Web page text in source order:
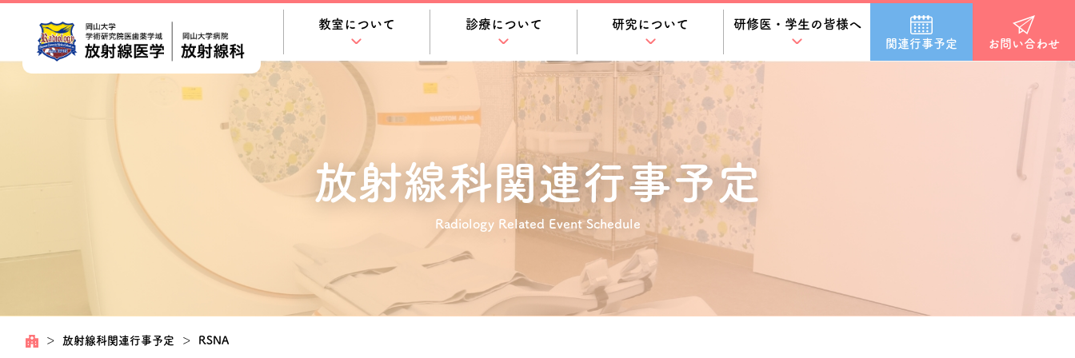
教室について 診療について 研究について 研修医・学生の皆様へ
関連行事予定 お問い合わせ
放射線科関連行事予定
Radiology Related Event Schedule
＞ 放射線科関連行事予定 ＞ RSNA